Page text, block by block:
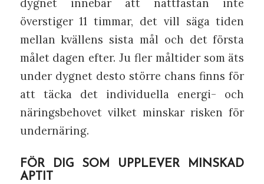
dygnet innebär att nattfastan inte
överstiger 11 timmar, det vill säga tiden
mellan kvällens sista mål och det första
målet dagen efter. Ju fler måltider som äts
under dygnet desto större chans finns för
att täcka det individuella energi- och
näringsbehovet vilket minskar risken för
undernäring.
FÖR DIG SOM UPPLEVER MINSKAD
APTIT